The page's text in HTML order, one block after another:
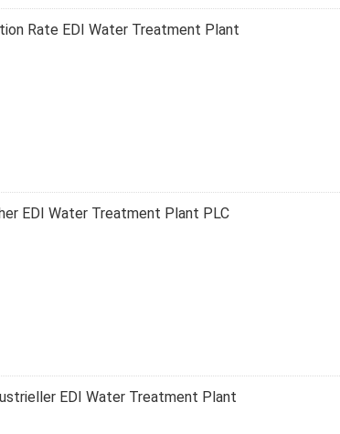
Rate EDI Water Treatment Plant
EDI Water Treatment Plant PLC
EDI Water Treatment Plant